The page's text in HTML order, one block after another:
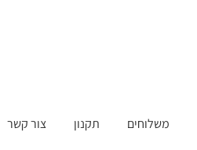
משלוחים תקנון צור קשר